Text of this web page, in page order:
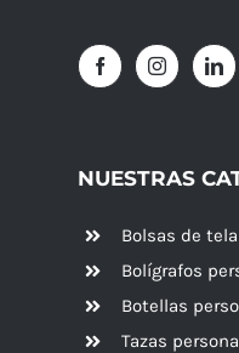
NUESTRAS
Bolsas de
Bolígrafos
Botellas
Tazas